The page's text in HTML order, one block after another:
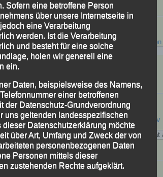
Passauer
starten wird,
Direkt im Anschluss an
Siegfried Kapfer
über die Bühne
Suchen
Archiv
Archiv
Sofern eine betroffene Person
über unsere Internetseite in
eine Verarbeitung
werden. Ist die Verarbeitung
und besteht für eine solche
holen wir generell eine
ein.
Daten, beispielsweise des Namens,
einer betroffenen
der Datenschutz-Grundverordnung
uns geltenden landesspezifischen
Datenschutzerklärung möchte
über Art, Umfang und Zweck der von
personenbezogenen Daten
Personen mittels dieser
zustehenden Rechte aufgeklärt.